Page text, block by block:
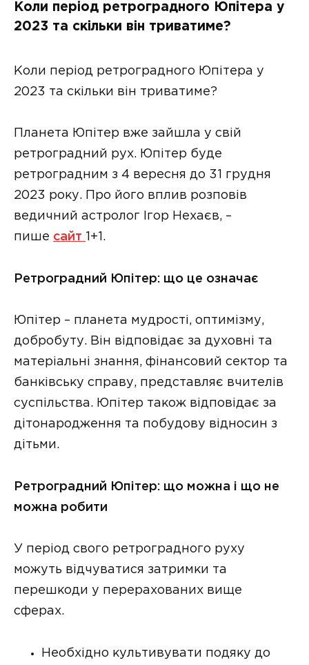
Коли період ретроградного Юпітера у
2023 та скільки він триватиме?
Коли період ретроградного Юпітера у
2023 та скільки він триватиме?
Планета Юпітер вже зайшла у свій
ретроградний рух. Юпітер буде
ретроградним з 4 вересня до 31 грудня
2023 року. Про його вплив розповів
ведичний астролог Ігор Нехаєв, –
пише сайт 1+1.
Ретроградний Юпітер: що це означає
Юпітер – планета мудрості, оптимізму,
добробуту. Він відповідає за духовні та
матеріальні знання, фінансовий сектор та
банківську справу, представляє вчителів
суспільства. Юпітер також відповідає за
дітонародження та побудову відносин з
дітьми.
Ретроградний Юпітер: що можна і що не
можна робити
У період свого ретроградного руху
можуть відчуватися затримки та
перешкоди у перерахованих вище
сферах.
Необхідно культивувати подяку до